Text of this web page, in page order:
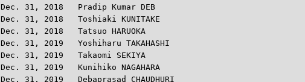
Dec. 31, 2018   Pradip Kumar DEB
Dec. 31, 2018   Toshiaki KUNITAKE
Dec. 31, 2018   Tatsuo HARUOKA
Dec. 31, 2019   Yoshiharu TAKAHASHI
Dec. 31, 2019   Takaomi SEKIYA
Dec. 31, 2019   Kunihiko NAGAHARA
Dec. 31, 2019   Debaprasad CHAUDHURI